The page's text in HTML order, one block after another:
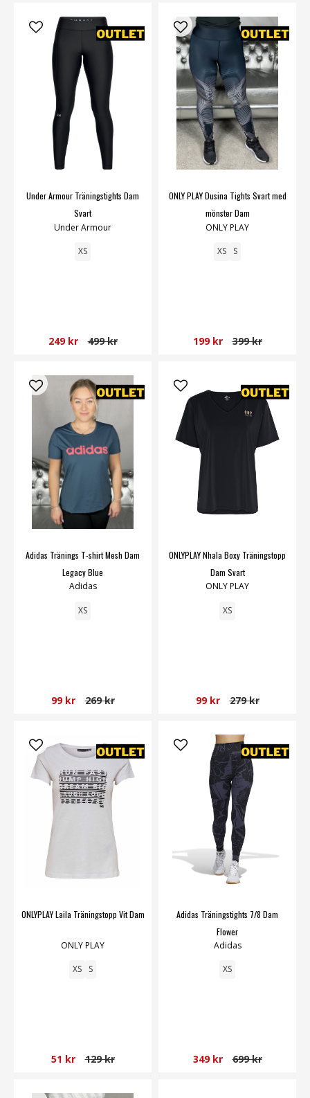
Under Armour Träningstights Dam
Svart
Under Armour
XS
249 kr 499 kr
ONLY PLAY Dusina Tights Svart med
mönster Dam
ONLY PLAY
XS S
199 kr 399 kr
Adidas Tränings T-shirt Mesh Dam
Legacy Blue
Adidas
XS
99 kr 269 kr
ONLYPLAY Nhala Boxy Träningstopp
Dam Svart
ONLY PLAY
XS
99 kr 279 kr
ONLYPLAY Laila Träningstopp Vit Dam
ONLY PLAY
XS S
51 kr 129 kr
Adidas Träningstights 7/8 Dam
Flower
Adidas
XS
349 kr 699 kr